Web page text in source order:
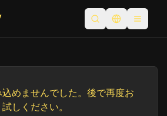
検索を開く言語を切り替
めませんでした。後で再度お
試しください。